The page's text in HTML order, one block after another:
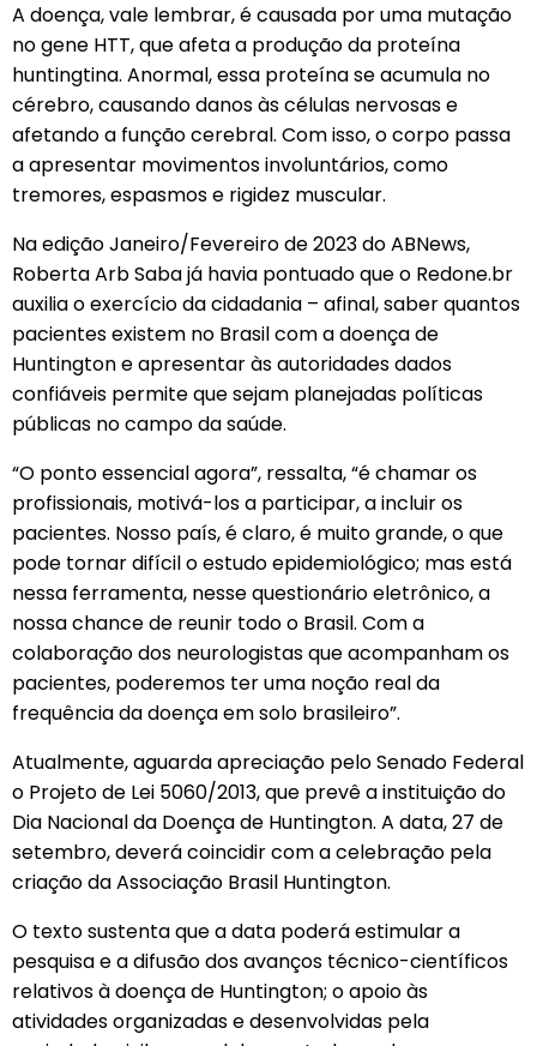
A doença, vale lembrar, é causada por uma mutação
no gene HTT, que afeta a produção da proteína
huntingtina. Anormal, essa proteína se acumula no
cérebro, causando danos às células nervosas e
afetando a função cerebral. Com isso, o corpo passa
a apresentar movimentos involuntários, como
tremores, espasmos e rigidez muscular.
Na edição Janeiro/Fevereiro de 2023 do ABNews,
Roberta Arb Saba já havia pontuado que o Redone.br
auxilia o exercício da cidadania – afinal, saber quantos
pacientes existem no Brasil com a doença de
Huntington e apresentar às autoridades dados
confiáveis permite que sejam planejadas políticas
públicas no campo da saúde.
“O ponto essencial agora”, ressalta, “é chamar os
profissionais, motivá-los a participar, a incluir os
pacientes. Nosso país, é claro, é muito grande, o que
pode tornar difícil o estudo epidemiológico; mas está
nessa ferramenta, nesse questionário eletrônico, a
nossa chance de reunir todo o Brasil. Com a
colaboração dos neurologistas que acompanham os
pacientes, poderemos ter uma noção real da
frequência da doença em solo brasileiro”.
Atualmente, aguarda apreciação pelo Senado Federal
o Projeto de Lei 5060/2013, que prevê a instituição do
Dia Nacional da Doença de Huntington. A data, 27 de
setembro, deverá coincidir com a celebração pela
criação da Associação Brasil Huntington.
O texto sustenta que a data poderá estimular a
pesquisa e a difusão dos avanços técnico-científicos
relativos à doença de Huntington; o apoio às
atividades organizadas e desenvolvidas pela